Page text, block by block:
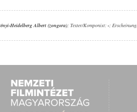
Heidelberg Albert (zongora); Texter/Komponist: -;